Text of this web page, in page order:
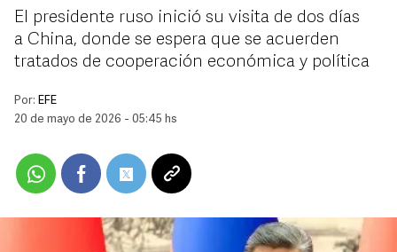
El presidente ruso inició su visita de dos días
a China, donde se espera que se acuerden
tratados de cooperación económica y política
Por: EFE
20 de mayo de 2026 - 05:45 hs